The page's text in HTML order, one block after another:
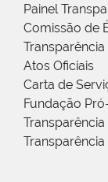
Painel
Comissão de
Atos Oficiais
Carta de
Fundação
Transparência